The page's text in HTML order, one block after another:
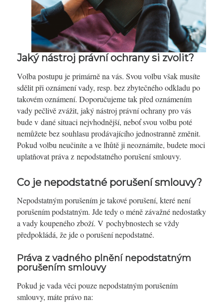
Jaký nástroj právní ochrany si zvolit?
Volba postupu je primárně na vás. Svou volbu však musíte
sdělit při oznámení vady, resp. bez zbytečného odkladu po
takovém oznámení. Doporučujeme tak před oznámením
vady pečlivě zvážit, jaký nástroj právní ochrany pro vás
bude v dané situaci nejvhodnější, neboť svou volbu poté
nemůžete bez souhlasu prodávajícího jednostranně změnit.
Pokud volbu neučiníte a ve lhůtě ji neoznámíte, budete moci
uplatňovat práva z nepodstatného porušení smlouvy.
Co je nepodstatné porušení smlouvy?
Nepodstatným porušením je takové porušení, které není
porušením podstatným. Jde tedy o méně závažné nedostatky
a vady koupeného zboží. V pochybnostech se vždy
předpokládá, že jde o porušení nepodstatné.
Práva z vadného plnění nepodstatným
porušením smlouvy
Pokud je vada věci pouze nepodstatným porušením
smlouvy, máte právo na: